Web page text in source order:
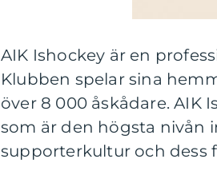
AIK Ishockey är en
Klubben spelar sina
över 8 000 åskådare. AIK
som är den högsta nivån
supporterkultur och dess